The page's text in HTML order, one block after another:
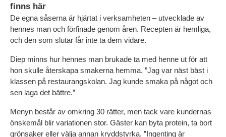
finns här
De egna såserna är hjärtat i verksamheten – utvecklade av
hennes man och förfinade genom åren. Recepten är hemliga,
och den som slutar får inte ta dem vidare.
Diep minns hur hennes man brukade ta med henne ut för att
hon skulle återskapa smakerna hemma. ”Jag var näst bäst i
klassen på restaurangskolan. Jag kunde smaka på något och
sen laga det bättre.”
Menyn består av omkring 30 rätter, men tack vare kundernas
önskemål blir variationen stor. Gäster kan byta protein, ta bort
grönsaker eller välja annan kryddstyrka. ”Ingenting är